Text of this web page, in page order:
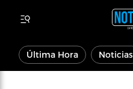
Última Hora Noticias